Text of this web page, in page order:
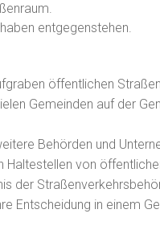
entgegenstehen.
öffentlichen
Gemeinden auf der Ge
Behörden und
Haltestellen von
der
Entscheidung in einem